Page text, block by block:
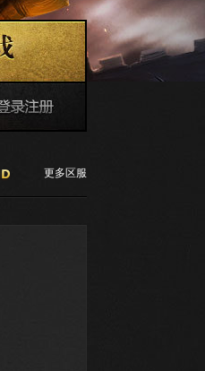
更多区服